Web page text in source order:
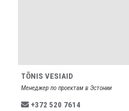
TÕNIS VESIAID
Менеджер по проектам в Эстонии
+372 520 7614